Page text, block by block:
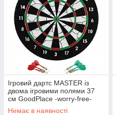
Ігровий дартс MASTER із
двома ігровими полями 37
см GoodPlace -worry-free-
shopping-
Немає в наявності